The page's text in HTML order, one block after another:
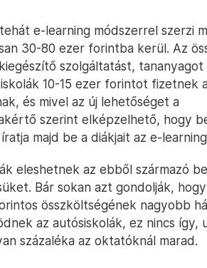
e-learning módszerrel szerzi
30-80 ezer forintba kerül. Az
szolgáltatást, tananyagot
10-15 ezer forintot fizetnek
és mivel az új lehetőséget a
szerint elképzelhető, hogy
majd be a diákjait az e-
eleshetnek az ebből származó
Bár sokan azt gondolják,
összköltségének nagyobb
az autósiskolák, ez nincs így,
százaléka az oktatóknál marad.